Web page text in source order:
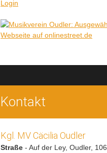
Login
Kontakt
Kgl. MV Cäcilia Oudler
Straße - Auf der Ley, Oudler, 106